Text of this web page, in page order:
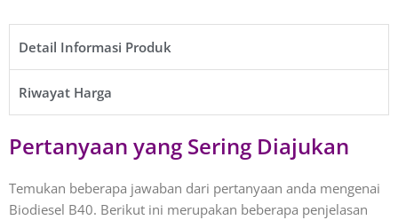
Detail Informasi Produk​
Riwayat Harga​
Pertanyaan yang Sering Diajukan
Temukan beberapa jawaban dari pertanyaan anda mengenai
Biodiesel B40. Berikut ini merupakan beberapa penjelasan